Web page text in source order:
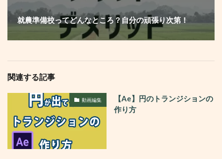
就農準備校ってどんなところ？自分の頑張り次第！
関連する記事
動画編集
【Ae】円のトランジションの
作り方